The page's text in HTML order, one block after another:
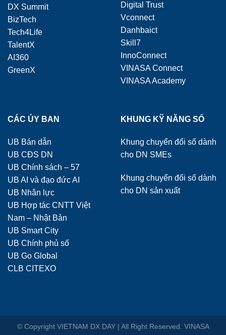
DX Summit
BizTech
Tech4Life
TalentX
AI360
GreenX
Digital Trust
Vconnect
Danhbaict
Skill7
InnoConnect
VINASA Connect
VINASA Academy
CÁC ỦY BAN
UB Bán dẫn
UB CĐS DN
UB Chính sách – 57
UB AI và đạo đức AI
UB Nhân lực
UB Hợp tác CNTT Việt
Nam – Nhật Bản
UB Smart City
UB Chính phủ số
UB Go Global
CLB CITEXO
KHUNG KỸ NĂNG SỐ
Khung chuyển đổi số dành
cho DN SMEs
Khung chuyển đổi số dành
cho DN sản xuất
© Copyright VIETNAM DX DAY | All Right Reserved. VINASA